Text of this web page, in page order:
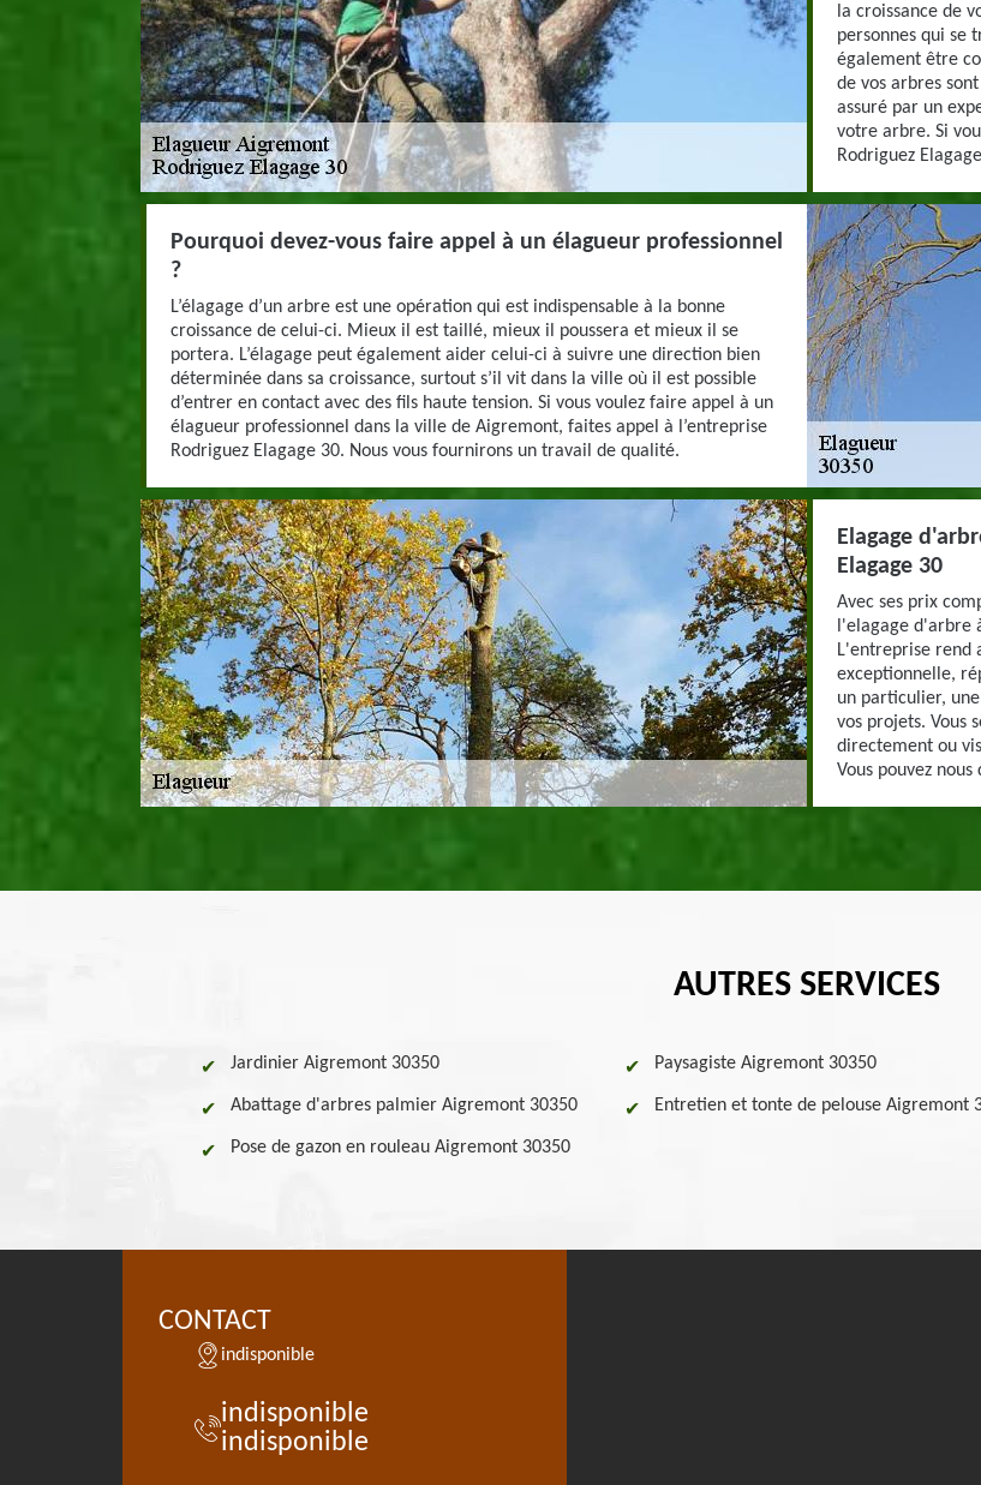
la croissance de
personnes qui se
également être
de vos arbres
assuré par un
votre arbre. Si
Rodriguez
Pourquoi devez-vous faire appel à un élagueur professionnel
?
L’élagage d’un arbre est une opération qui est indispensable à la bonne
croissance de celui-ci. Mieux il est taillé, mieux il poussera et mieux il se
portera. L’élagage peut également aider celui-ci à suivre une direction bien
déterminée dans sa croissance, surtout s’il vit dans la ville où il est possible
d’entrer en contact avec des fils haute tension. Si vous voulez faire appel à un
élagueur professionnel dans la ville de Aigremont, faites appel à l’entreprise
Rodriguez Elagage 30. Nous vous fournirons un travail de qualité.
Elagage
Elagage 30
Avec ses prix
l'elagage d'arbre
L'entreprise rend
exceptionnelle,
un particulier,
vos projets. Vous
directement ou
Vous pouvez
AUTRES SERVICES
Jardinier Aigremont 30350 Paysagiste Aigremont 30350
Abattage d'arbres palmier Aigremont 30350 Entretien et tonte de pelouse Aigremont
Pose de gazon en rouleau Aigremont 30350
CONTACT
indisponible
indisponible
indisponible